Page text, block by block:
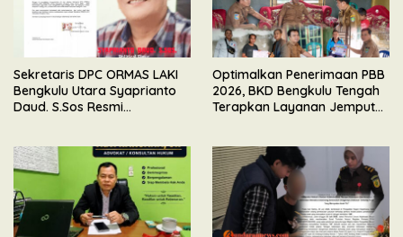
Sekretaris DPC ORMAS LAKI
Bengkulu Utara Syaprianto
Daud. S.Sos Resmi
Optimalkan Penerimaan PBB
2026, BKD Bengkulu Tengah
Terapkan Layanan Jemput